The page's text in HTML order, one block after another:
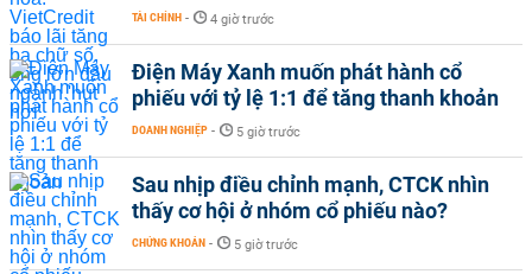
TÀI CHÍNH - 4 giờ trước
Điện Máy Xanh muốn phát hành cổ
phiếu với tỷ lệ 1:1 để tăng thanh khoản
DOANH NGHIỆP - 5 giờ trước
Sau nhịp điều chỉnh mạnh, CTCK nhìn
thấy cơ hội ở nhóm cổ phiếu nào?
CHỨNG KHOÁN - 5 giờ trước